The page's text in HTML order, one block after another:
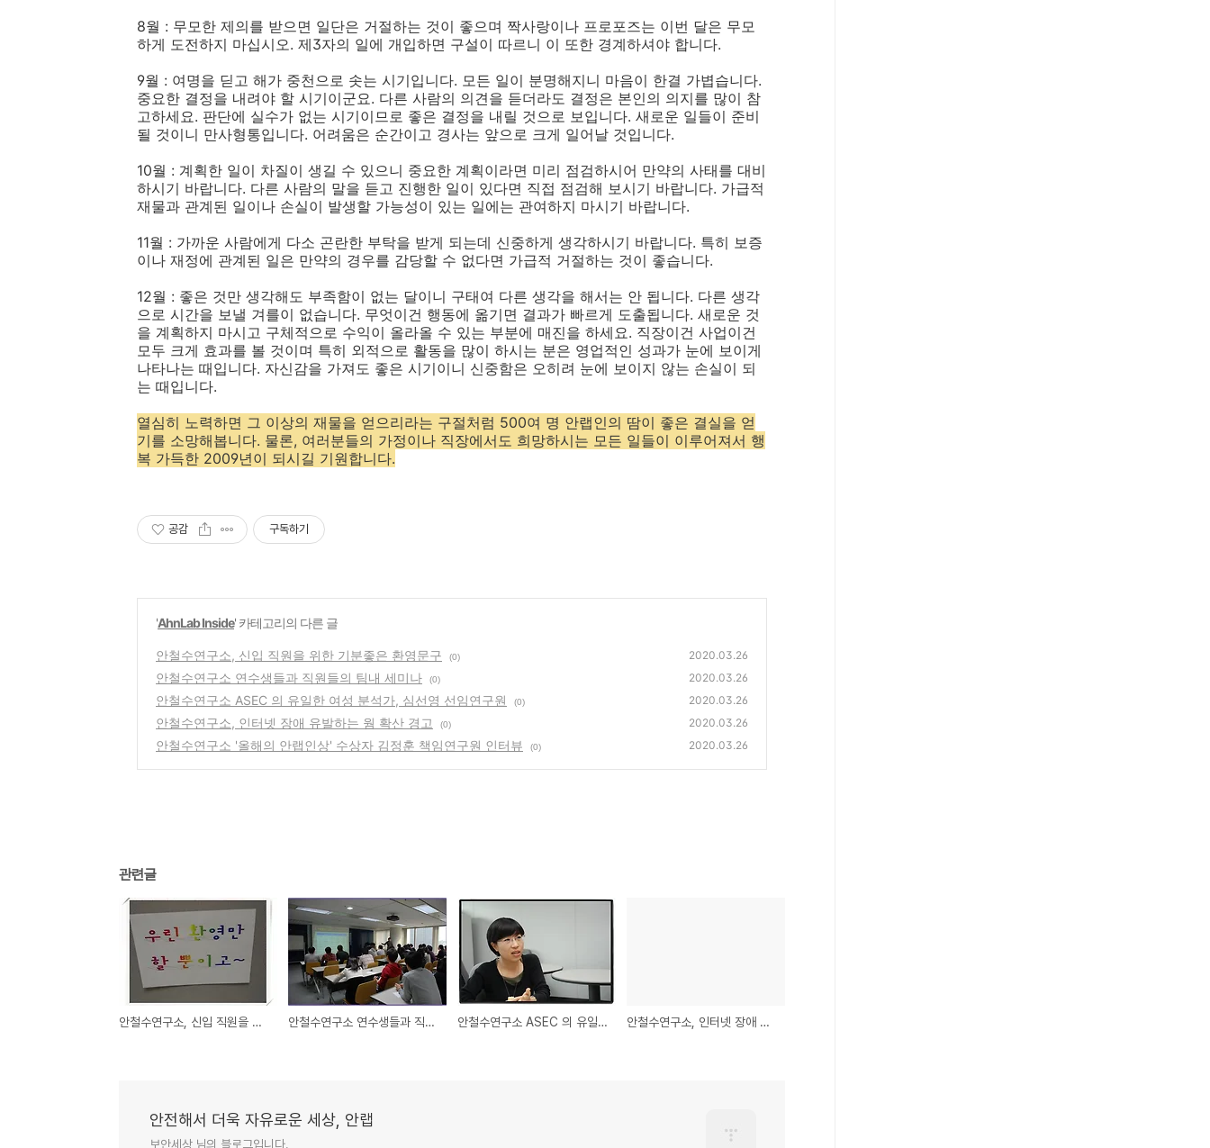
8월 : 무모한 제의를 받으면 일단은 거절하는 것이 좋으며 짝사랑이나 프로포즈는 이번 달은 무모
하게 도전하지 마십시오. 제3자의 일에 개입하면 구설이 따르니 이 또한 경계하셔야 합니다.
9월 : 여명을 딛고 해가 중천으로 솟는 시기입니다. 모든 일이 분명해지니 마음이 한결 가볍습니다.
중요한 결정을 내려야 할 시기이군요. 다른 사람의 의견을 듣더라도 결정은 본인의 의지를 많이 참
고하세요. 판단에 실수가 없는 시기이므로 좋은 결정을 내릴 것으로 보입니다. 새로운 일들이 준비
될 것이니 만사형통입니다. 어려움은 순간이고 경사는 앞으로 크게 일어날 것입니다.
10월 : 계획한 일이 차질이 생길 수 있으니 중요한 계획이라면 미리 점검하시어 만약의 사태를 대비
하시기 바랍니다. 다른 사람의 말을 듣고 진행한 일이 있다면 직접 점검해 보시기 바랍니다. 가급적
재물과 관계된 일이나 손실이 발생할 가능성이 있는 일에는 관여하지 마시기 바랍니다.
11월 : 가까운 사람에게 다소 곤란한 부탁을 받게 되는데 신중하게 생각하시기 바랍니다. 특히 보증
이나 재정에 관계된 일은 만약의 경우를 감당할 수 없다면 가급적 거절하는 것이 좋습니다.
12월 : 좋은 것만 생각해도 부족함이 없는 달이니 구태여 다른 생각을 해서는 안 됩니다. 다른 생각
으로 시간을 보낼 겨를이 없습니다. 무엇이건 행동에 옮기면 결과가 빠르게 도출됩니다. 새로운 것
을 계획하지 마시고 구체적으로 수익이 올라올 수 있는 부분에 매진을 하세요. 직장이건 사업이건
모두 크게 효과를 볼 것이며 특히 외적으로 활동을 많이 하시는 분은 영업적인 성과가 눈에 보이게
나타나는 때입니다. 자신감을 가져도 좋은 시기이니 신중함은 오히려 눈에 보이지 않는 손실이 되
는 때입니다.
열심히 노력하면 그 이상의 재물을 얻으리라는 구절처럼 500여 명 안랩인의 땀이 좋은 결실을 얻
기를 소망해봅니다. 물론, 여러분들의 가정이나 직장에서도 희망하시는 모든 일들이 이루어져서 행
복 가득한 2009년이 되시길 기원합니다.
공감 구독하기
'AhnLab Inside' 카테고리의 다른 글
안철수연구소, 신입 직원을 위한 기분좋은 환영문구 (0) 2020.03.26
안철수연구소 연수생들과 직원들의 팀내 세미나 (0) 2020.03.26
안철수연구소 ASEC 의 유일한 여성 분석가, 심선영 선임연구원 (0) 2020.03.26
안철수연구소, 인터넷 장애 유발하는 웜 확산 경고 (0) 2020.03.26
안철수연구소 '올해의 안랩인상' 수상자 김정훈 책임연구원 인터뷰 (0) 2020.03.26
관련글
안철수연구소, 신입 직원을 위한 기분좋은 환영문구 안철수연구소 연수생들과 직원들의 팀내 세미나 안철수연구소 ASEC 의 유일한 여성 분석가, 심선영 선임연구원 안철수연구소, 인터넷 장애 유발하는 웜 확산 경고
안전해서 더욱 자유로운 세상, 안랩
보안세상 님의 블로그입니다.